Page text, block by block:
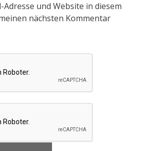
Adresse und Website in diesem
nächsten Kommentar